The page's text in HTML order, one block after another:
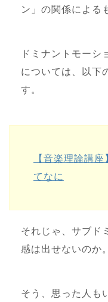
ン」の関係による
ドミナントモーシ
については、以下
す。
【音楽理論講
てなに
それじゃ、サブド
感は出せないのか。
そう、思った人も